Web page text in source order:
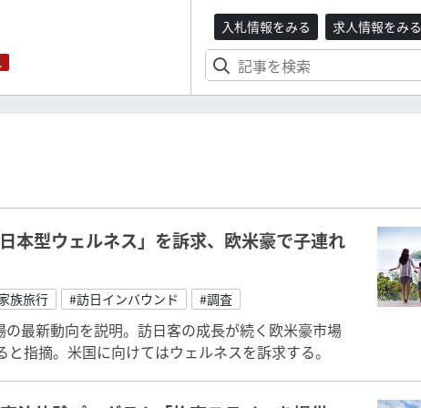
入札情報をみる 求人情報をみる
本型ウェルネス」を訴求、欧米豪で子連れ
族旅行 #訪日インバウンド #調査
最新動向を説明。訪日客の成長が続く欧米豪市場
指摘。米国に向けてはウェルネスを訴求する。